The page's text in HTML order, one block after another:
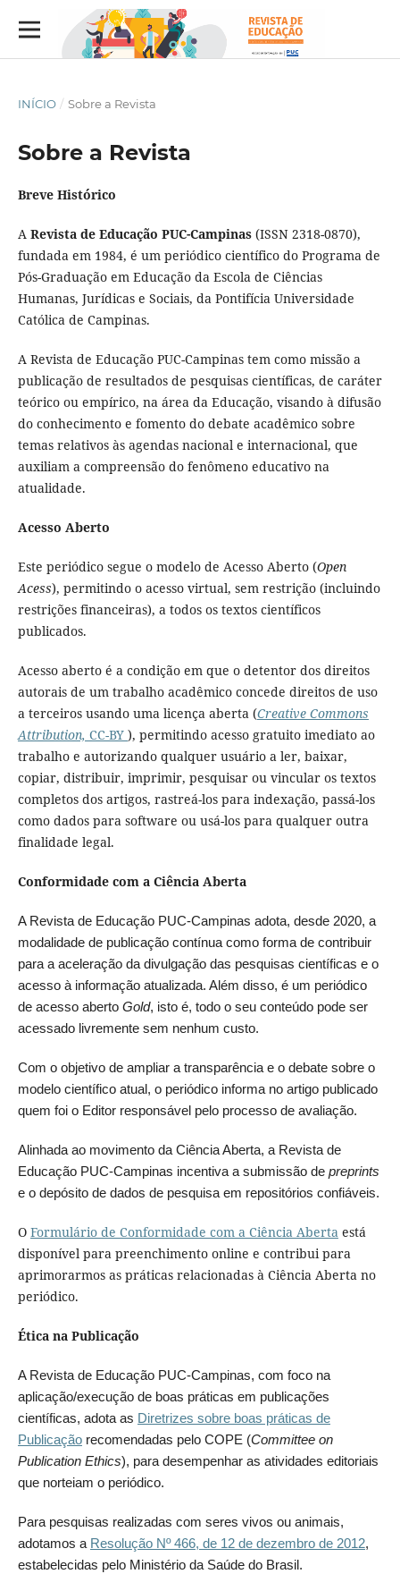
INÍCIO / Sobre a Revista
Sobre a Revista
Breve Histórico
A Revista de Educação PUC-Campinas(ISSN 2318-0870),
fundada em 1984, é um periódico científico do Programa de
Pós-Graduação em Educação da Escola de Ciências
Humanas, Jurídicas e Sociais, da Pontifícia Universidade
Católica de Campinas.
A Revista de Educação PUC-Campinas tem como missão a
publicação de resultados de pesquisas científicas, de caráter
teórico ou empírico, na área da Educação, visando à difusão
do conhecimento e fomento do debate acadêmico sobre
temas relativos às agendas nacional e internacional, que
auxiliam a compreensão do fenômeno educativo na
atualidade.
Acesso Aberto
Este periódico segue o modelo de Acesso Aberto (Open
Acess), permitindo o acesso virtual, sem restrição (incluindo
restrições financeiras), a todos os textos científicos
publicados.
Acesso aberto é a condição em que o detentor dos direitos
autorais de um trabalho acadêmico concede direitos de uso
a terceiros usando uma licença aberta (Creative Commons
Attribution, CC-BY ), permitindo acesso gratuito imediato ao
trabalho e autorizando qualquer usuário a ler, baixar,
copiar, distribuir, imprimir, pesquisar ou vincular os textos
completos dos artigos, rastreá-los para indexação, passá-los
como dados para software ou usá-los para qualquer outra
finalidade legal.
Conformidade com a Ciência Aberta
A Revista de Educação PUC-Campinas adota, desde 2020, a
modalidade de publicação contínua como forma de contribuir
para a aceleração da divulgação das pesquisas científicas e o
acesso à informação atualizada. Além disso, é um periódico
de acesso aberto Gold, isto é, todo o seu conteúdo pode ser
acessado livremente sem nenhum custo.
Com o objetivo de ampliar a transparência e o debate sobre o
modelo científico atual, o periódico informa no artigo publicado
quem foi o Editor responsável pelo processo de avaliação.
Alinhada ao movimento da Ciência Aberta, a Revista de
Educação PUC-Campinas incentiva a submissão de preprints
e o depósito de dados de pesquisa em repositórios confiáveis.
O Formulário de Conformidade com a Ciência Abertaestá
disponível para preenchimento online e contribui para
aprimorarmos as práticas relacionadas à Ciência Aberta no
periódico.
Ética na Publicação
A Revista de Educação PUC-Campinas, com foco na
aplicação/execução de boas práticas em publicações
científicas, adota as Diretrizes sobre boas práticas de
Publicaçãorecomendadas pelo COPE (Committee on
Publication Ethics), para desempenhar as atividades editoriais
que norteiam o periódico.
Para pesquisas realizadas com seres vivos ou animais,
adotamos a Resolução Nº 466, de 12 de dezembro de 2012,
estabelecidas pelo Ministério da Saúde do Brasil.